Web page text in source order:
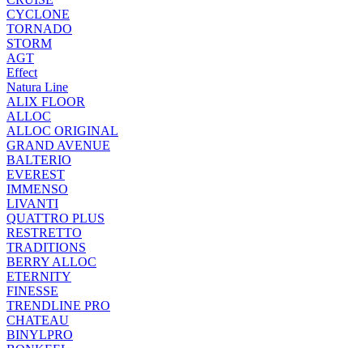
CYCLONE
TORNADO
STORM
AGT
Effect
Natura Line
ALIX FLOOR
ALLOC
ALLOC ORIGINAL
GRAND AVENUE
BALTERIO
EVEREST
IMMENSO
LIVANTI
QUATTRO PLUS
RESTRETTO
TRADITIONS
BERRY ALLOC
ETERNITY
FINESSE
TRENDLINE PRO
CHATEAU
BINYLPRO